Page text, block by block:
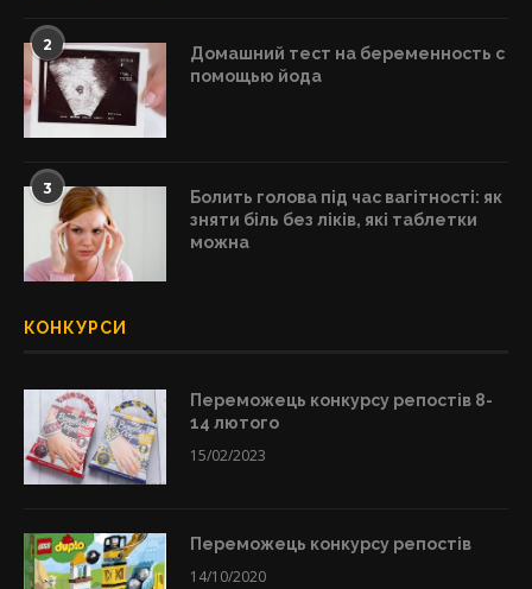
2
Домашний тест на беременность с
помощью йода
3
Болить голова під час вагітності: як
зняти біль без ліків, які таблетки
можна
КОНКУРСИ
Переможець конкурсу репостів 8-
14 лютого
15/02/2023
Переможець конкурсу репостів
14/10/2020